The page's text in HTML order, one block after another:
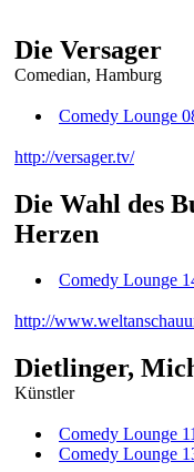
Die Versager
Comedian, Hamburg
Comedy Lounge
http://versager.tv/
Die Wahl des
Herzen
Comedy Lounge
http://
Dietlinger,
Künstler
Comedy Lounge
Comedy Lounge